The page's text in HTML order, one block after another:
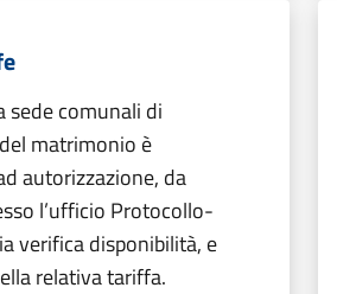
sede comunali di
matrimonio è
autorizzazione, da
l’ufficio Protocollo-
verifica disponibilità, e
relativa tariffa.